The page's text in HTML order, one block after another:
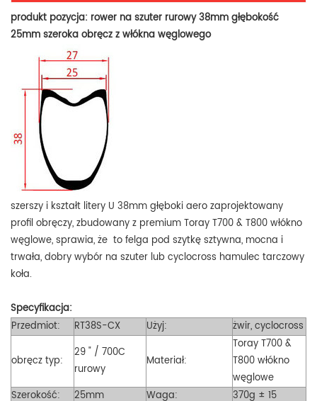
produkt pozycja: rower na szuter rurowy 38mm głębokość
25mm szeroka obręcz z włókna węglowego
szerszy i kształt litery U 38mm głęboki aero zaprojektowany
profil obręczy, zbudowany z premium Toray T700 & T800 włókno
węglowe, sprawia, że ​​ to felga pod szytkę sztywna, mocna i
trwała, dobry wybór na szuter lub cyclocross hamulec tarczowy
koła.
Specyfikacja:
Przedmiot:
RT38S-CX Użyj: żwir, cyclocross
obręcz typ:
29 " / 700C
rurowy
Materiał:
Toray T700 &
T800 włókno
węglowe
Szerokość:
25mm Waga:
370g ± 15